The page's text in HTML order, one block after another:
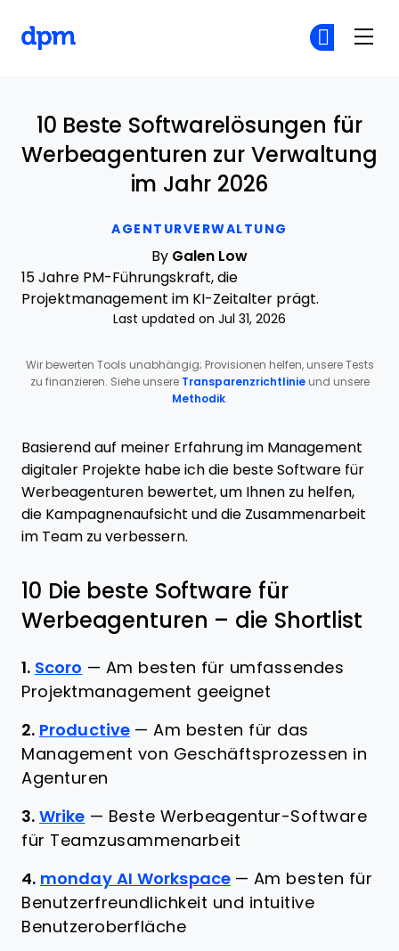
AGENTURVERWALTUNG
10 Beste Softwarelösungen für
Werbeagenturen zur Verwaltung
im Jahr 2026
By Galen Low
15 Jahre PM-Führungskraft, die
Projektmanagement im KI-Zeitalter prägt.
Last updated on Jul 31, 2026
Wir bewerten Tools unabhängig; Provisionen helfen, unsere Tests
zu finanzieren. Siehe unsere Transparenzrichtlinieund unsere
Methodik.
Basierend auf meiner Erfahrung im Management
digitaler Projekte habe ich die beste Software für
Werbeagenturen bewertet, um Ihnen zu helfen,
die Kampagnenaufsicht und die Zusammenarbeit
im Team zu verbessern.
10 Die beste Software für
Werbeagenturen – die Shortlist
1. Scoro — Am besten für umfassendes
Projektmanagement geeignet
2. Productive — Am besten für das
Management von Geschäftsprozessen in
Agenturen
3. Wrike — Beste Werbeagentur-Software
für Teamzusammenarbeit
4. monday AI Workspace — Am besten für
Benutzerfreundlichkeit und intuitive
Benutzeroberfläche